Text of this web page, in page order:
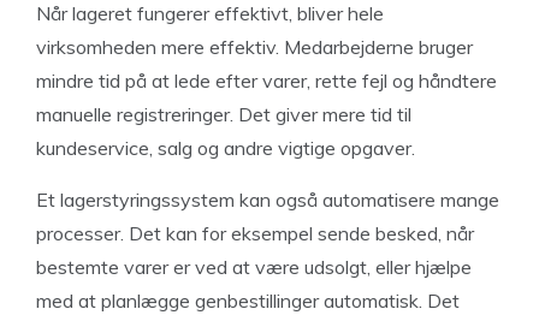
Når lageret fungerer effektivt, bliver hele
virksomheden mere effektiv. Medarbejderne bruger
mindre tid på at lede efter varer, rette fejl og håndtere
manuelle registreringer. Det giver mere tid til
kundeservice, salg og andre vigtige opgaver.
Et lagerstyringssystem kan også automatisere mange
processer. Det kan for eksempel sende besked, når
bestemte varer er ved at være udsolgt, eller hjælpe
med at planlægge genbestillinger automatisk. Det